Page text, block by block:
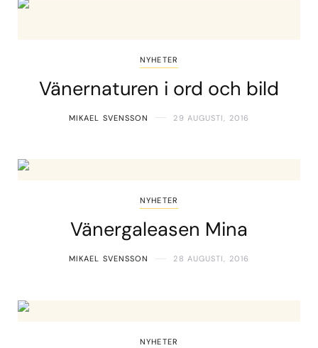
NYHETER
Vänernaturen i ord och bild
MIKAEL SVENSSON 29 AUGUSTI, 2016
NYHETER
Vänergaleasen Mina
MIKAEL SVENSSON 28 AUGUSTI, 2016
NYHETER